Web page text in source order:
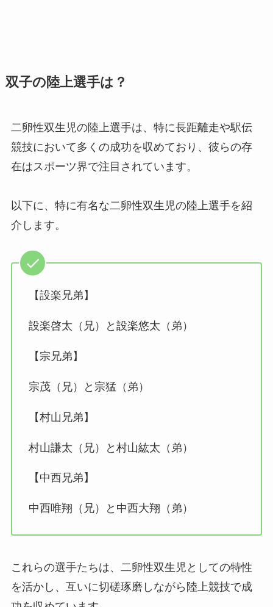
双子の陸上選手は？
二卵性双生児の陸上選手は、特に長距離走や駅伝
競技において多くの成功を収めており、彼らの存
在はスポーツ界で注目されています。
以下に、特に有名な二卵性双生児の陸上選手を紹
介します。
【設楽兄弟】
設楽啓太（兄）と設楽悠太（弟）
【宗兄弟】
宗茂（兄）と宗猛（弟）
【村山兄弟】
村山謙太（兄）と村山紘太（弟）
【中西兄弟】
中西唯翔（兄）と中西大翔（弟）
これらの選手たちは、二卵性双生児としての特性
を活かし、互いに切磋琢磨しながら陸上競技で成